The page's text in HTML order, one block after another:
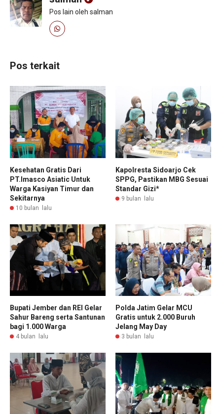
Pos lain oleh salman
Pos terkait
Kesehatan Gratis Dari
PT.Imasco Asiatic Untuk
Warga Kasiyan Timur dan
Sekitarnya
10 bulan lalu
Kapolresta Sidoarjo Cek
SPPG, Pastikan MBG Sesuai
Standar Gizi*
9 bulan lalu
Bupati Jember dan REI Gelar
Sahur Bareng serta Santunan
bagi 1.000 Warga
4 bulan lalu
Polda Jatim Gelar MCU
Gratis untuk 2.000 Buruh
Jelang May Day
3 bulan lalu